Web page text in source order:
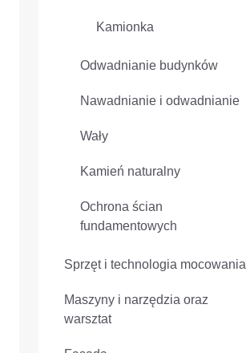
Kamionka
Odwadnianie budynków
Nawadnianie i odwadnianie
Wały
Kamień naturalny
Ochrona ścian
fundamentowych
Sprzęt i technologia mocowania
Maszyny i narzędzia oraz
warsztat